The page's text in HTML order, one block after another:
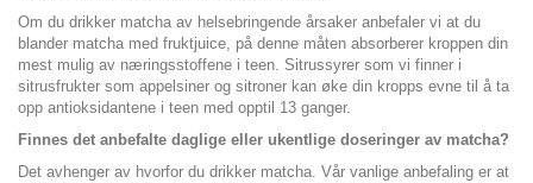
Om du drikker matcha av helsebringende årsaker anbefaler vi at du
blander matcha med fruktjuice, på denne måten absorberer kroppen din
mest mulig av næringsstoffene i teen. Sitrussyrer som vi finner i
sitrusfrukter som appelsiner og sitroner kan øke din kropps evne til å ta
opp antioksidantene i teen med opptil 13 ganger.
Finnes det anbefalte daglige eller ukentlige doseringer av matcha?
Det avhenger av hvorfor du drikker matcha. Vår vanlige anbefaling er at